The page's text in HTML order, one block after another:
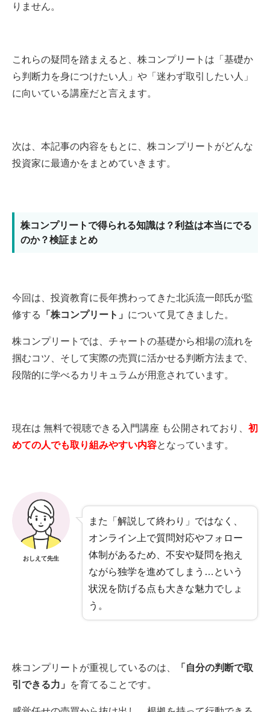
りません。
これらの疑問を踏まえると、株コンプリートは「基礎か
ら判断力を身につけたい人」や「迷わず取引したい人」
に向いている講座だと言えます。
次は、本記事の内容をもとに、株コンプリートがどんな
投資家に最適かをまとめていきます。
株コンプリートで得られる知識は？利益は本当にでる
のか？検証まとめ
今回は、投資教育に長年携わってきた北浜流一郎氏が監
修する
「株コンプリート」 について見てきました。
株コンプリートでは、チャートの基礎から相場の流れを
掴むコツ、そして実際の売買に活かせる判断方法まで、
段階的に学べるカリキュラムが用意されています。
現在は 無料で視聴できる入門講座 も公開されており、 初
めての人でも取り組みやすい内容となっています。
おしえて先生
また「解説して終わり」ではなく、
オンライン上で質問対応やフォロー
体制があるため、不安や疑問を抱え
ながら独学を進めてしまう…という
状況を防げる点も大きな魅力でしょ
う。
株コンプリートが重視しているのは、
「自分の判断で取
引できる力」
を育てることです。